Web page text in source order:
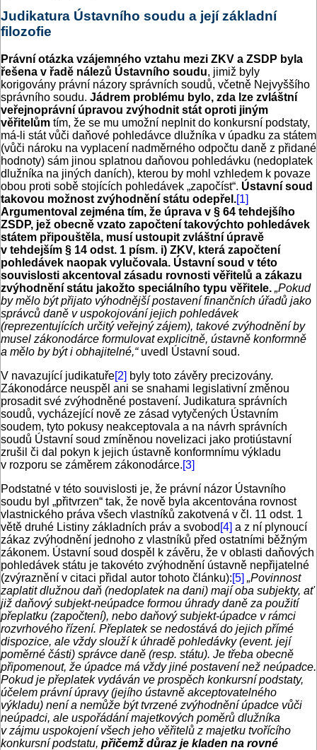
Judikatura Ústavního soudu a její základní
filozofie
Právní otázka vzájemného vztahu mezi ZKV a ZSDP byla
řešena v řadě nálezů Ústavního soudu, jimiž byly
korigovány právní názory správních soudů, včetně Nejvyššího
správního soudu. Jádrem problému bylo, zda lze zvláštní
veřejnoprávní úpravou zvýhodnit stát oproti jiným
věřitelům tím, že se mu umožní neplnit do konkursní podstaty,
má-li stát vůči daňové pohledávce dlužníka v úpadku za státem
(vůči nároku na vyplacení nadměrného odpočtu daně z přidané
hodnoty) sám jinou splatnou daňovou pohledávku (nedoplatek
dlužníka na jiných daních), kterou by mohl vzhledem k povaze
obou proti sobě stojících pohledávek „započíst“. Ústavní soud
takovou možnost zvýhodnění státu odepřel.[1]
Argumentoval zejména tím, že úprava v § 64 tehdejšího
ZSDP, jež obecně vzato započtení takovýchto pohledávek
státem připouštěla, musí ustoupit zvláštní úpravě
v tehdejším § 14 odst. 1 písm. i) ZKV, která započtení
pohledávek naopak vylučovala. Ústavní soud v této
souvislosti akcentoval zásadu rovnosti věřitelů a zákazu
zvýhodnění státu jakožto speciálního typu věřitele. „Pokud
by mělo být přijato výhodnější postavení finančních úřadů jako
správců daně v uspokojování jejich pohledávek
(reprezentujících určitý veřejný zájem), takové zvýhodnění by
musel zákonodárce formulovat explicitně, ústavně konformně
a mělo by být i obhajitelné,“uvedl Ústavní soud.
V navazující judikatuře[2] byly toto závěry precizovány.
Zákonodárce neuspěl ani se snahami legislativní změnou
prosadit své zvýhodněné postavení. Judikatura správních
soudů, vycházející nově ze zásad vytyčených Ústavním
soudem, tyto pokusy neakceptovala a na návrh správních
soudů Ústavní soud zmíněnou novelizaci jako protiústavní
zrušil či dal pokyn k jejich ústavně konformnímu výkladu
v rozporu se záměrem zákonodárce.[3]
Podstatné v této souvislosti je, že právní názor Ústavního
soudu byl „přitvrzen“ tak, že nově byla akcentována rovnost
vlastnického práva všech vlastníků zakotvená v čl. 11 odst. 1
větě druhé Listiny základních práv a svobod [4] a z ní plynoucí
zákaz zvýhodnění jednoho z vlastníků před ostatními běžným
zákonem. Ústavní soud dospěl k závěru, že v oblasti daňových
pohledávek státu je takovéto zvýhodnění ústavně nepřijatelné
(zvýraznění v citaci přidal autor tohoto článku):[5] „Povinnost
zaplatit dlužnou daň (nedoplatek na dani) mají oba subjekty, ať
již daňový subjekt-neúpadce formou úhrady daně za použití
přeplatku (započtení), nebo daňový subjekt-úpadce v rámci
rozvrhového řízení. Přeplatek se nedostává do jejich přímé
dispozice, ale vždy slouží k úhradě pohledávky (event. její
poměrné části) správce daně (resp. státu). Je třeba obecně
připomenout, že úpadce má vždy jiné postavení než neúpadce.
Pokud je přeplatek vydáván ve prospěch konkursní podstaty,
účelem právní úpravy (jejího ústavně akceptovatelného
výkladu) není a nemůže být tvrzené zvýhodnění úpadce vůči
neúpadci, ale uspořádání majetkových poměrů dlužníka
v zájmu uspokojení všech jeho věřitelů z majetku tvořícího
konkursní podstatu, přičemž důraz je kladen na rovné